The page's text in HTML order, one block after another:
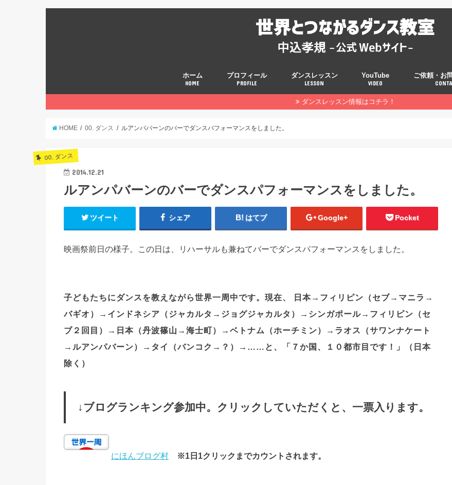
ホーム
HOME
プロフィール
PROFILE
ダンスレッスン
LESSON
YouTube
VIDEO
ご依頼・お
ダンスレッスン情報はコチラ！
HOME 00. ダンス ルアンパバーンのバーでダンスパフォーマンスをしました。
00. ダンス
2014.12.21
ルアンパバーンのバーでダンスパフォーマンスをしました。
ツイート シェア はてブ Google+ Pocket
映画祭前日の様子。この日は、リハーサルも兼ねてバーでダンスパフォーマンスをしました。
子どもたちにダンスを教えながら世界一周中です。現在、 日本→フィリピン（セブ→マニラ→
バギオ）→インドネシア（ジャカルタ→ジョグジャカルタ）→シンガポール→フィリピン（セ
ブ２回目）→日本（丹波篠山→海士町）→ベトナム（ホーチミン）→ラオス（サワンナケート
→ルアンパバーン）→タイ（バンコク→？）→……と、
「７か国、１０都市目です！」
（日本
除く）
↓ブログランキング参加中。クリックしていただくと、一票入ります。
にほんブログ村 ※1日1クリックまでカウントされます。